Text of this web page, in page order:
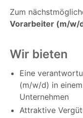
Zum
Vorarbeiter (m/w/
Wir bieten
Eine
(m/w/d) in
Unternehmen
Attraktive